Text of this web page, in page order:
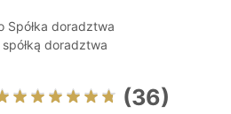
Spółka doradztwa
doradztwa
(36)